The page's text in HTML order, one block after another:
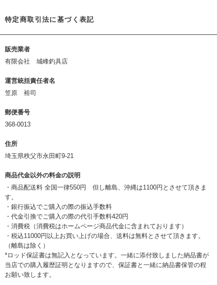
特定商取引法に基づく表記
販売業者
有限会社 城峰釣具店
運営統括責任者名
笠原 裕司
郵便番号
368-0013
住所
埼玉県秩父市永田町9-21
商品代金以外の料金の説明
・商品配送料 全国一律550円 但し離島、沖縄は1100円とさせて頂きま
す。
・銀行振込でご購入の際の振込手数料
・代金引換でご購入の際の代引手数料420円
・消費税（消費税はホームページ商品代金に含まれております）
・税込11000円以上お買い上げの場合、送料は無料とさせて頂きます。
（離島は除く）
*ロッド保証書は無記入となっています。一緒に添付致しました納品書が
当店での購入履歴証明となりますので、保証書と一緒に納品書保管の程
お願い致します。